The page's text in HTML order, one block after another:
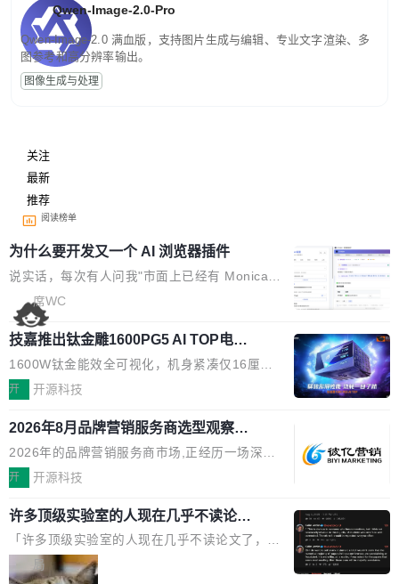
Qwen-Image-2.0-Pro
Qwen-Image-2.0 满血版，支持图片生成与编辑、专业文字渲染、多
图参考和高分辨率输出。
图像生成与处理
关注
最新
推荐
阅读榜单
为什么要开发又一个 AI 浏览器插件
说实话，每次有人问我"市面上已经有 Monica、
Sider、Copilot for Chrome 这些 AI 浏览器插件
了，你为什么还要再做一个"，我都觉得这个问题
问得好。 因为我自己也是从用户变成开发者的。
现有产品的天花板 我用过不少 AI 浏览器插件。
刚开始觉得都挺好——选中一段文字，弹出解
要。但用久了你会发现，它们本质上都是同一类
东西：一个带网页上下文的聊天框。 它们能读取
页面的文本，然后把文本丢给大模型，再返回一
段回答。仅此而已。 这当然有用，但总觉得差点
意思。比如我在一个后台管理系统里，需要填50
个表单字段，每个字段还有联动逻辑；比如我
想...
席WC
技嘉推出钛金雕1600PG5 AI TOP电
源：为发烧级主机与本地AI算力打造旗
舰供电方案
1600W钛金能效全可视化，机身紧凑仅16厘米
继2026台北电脑展首度亮相后，技嘉科技近日正
电源专为发烧级DIY主机与本地AI算力平台打
造，整机长度仅16厘米，提供1600W额定功率
与80PLUS钛金能效；支持ATX 3.1与PCIe 5.1
规范，结合服务器级元件、完善供电线材与内置
实时LCD监控屏，可充分满足当下高阶PC主机
的严苛使用需求。 澎湃功率，紧凑机身 钛金雕1
600PG5 AI TOP具备强悍输出功率，同时实现
机身尺寸大幅精简。整机长度仅16厘米，属于同
开 开源科技
2026年8月品牌营销服务商选型观察：
从流量思维到品牌资产思维的范式转移
2026年的品牌营销服务商市场,正经历一场深刻
的价值重构。全球全案品牌代理机构市场从2025
复合增长率达5.44%,预计2032年将突破120亿美
元。数字广告与公共关系相关服务市场更是从20
25年的8463亿美元扩张至2026年的8763亿美
元。数字的背后是一个清晰的事实——品牌对专
开 开源科技
许多顶级实验室的人现在几乎不读论文
了
「许多顶级实验室的人现在几乎不读论文了，而
且他们认为 ICLR/ICML/NeurIPS 充斥着大量过
局